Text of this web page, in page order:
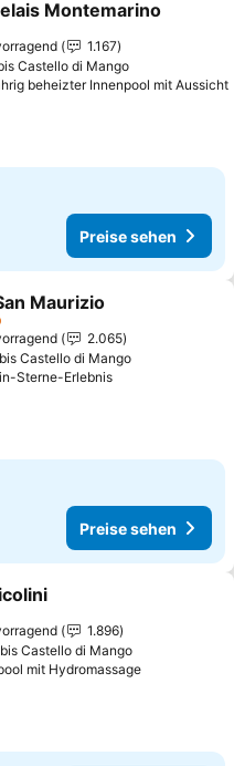
hinzufügen
Montemarino
1.167
Castello di Mango
beheizter Innenpool mit Aussicht
Preise sehen
hinzufügen
Maurizio
2.065
Castello di Mango
Sterne-Erlebnis
Preise sehen
hinzufügen
1.896
Castello di Mango
mit Hydromassage